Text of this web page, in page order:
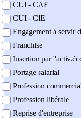
CUI - CAE
CUI - CIE
Engagement à servir
Franchise
Insertion par
Portage salarial
Profession
Profession libérale
Reprise d'entreprise